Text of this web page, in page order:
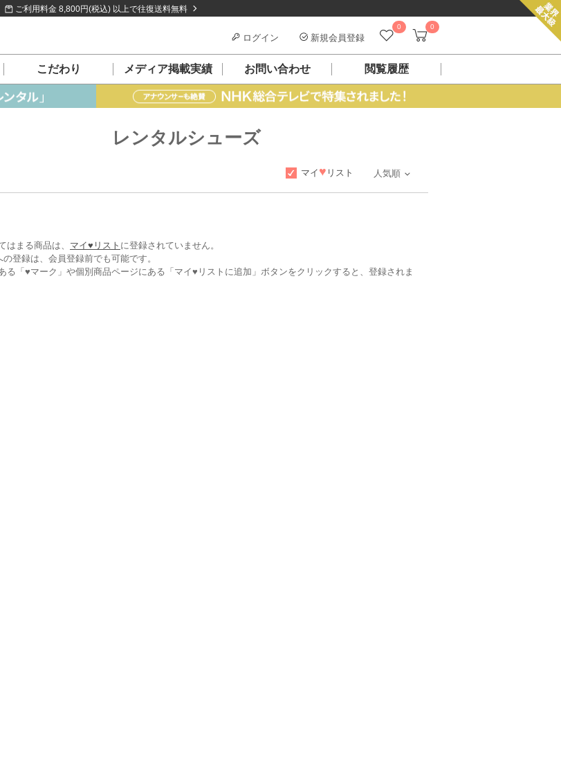
ご利用料金 8,800円(税込) 以上で往復送料無料
0 0
ログイン 新規会員登録
こだわり メディア掲載実績 お問い合わせ 閲覧履歴
レンタルシューズ
マイ ♥ リスト 人気順
はまる商品は、 マイ♥リスト に登録されていません。
の登録は、会員登録前でも可能です。
る「♥マーク」や個別商品ページにある「マイ♥リストに追加」ボタンをクリックすると、登録されま